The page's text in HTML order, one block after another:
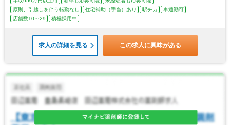
原則、引越しを伴う転勤なし
住宅補助（手当）あり 駅チカ
車通勤可
店舗数10～29
積極採用中
求人の詳細を見る この求人に興味がある